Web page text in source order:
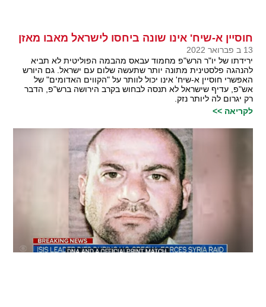
חוסיין א-שיח' אינו שונה ביחסו לישראל מאבו מאזן
13 ב פברואר 2022
ירידתו של יו"ר הרש"פ מחמוד עבאס מהבמה הפוליטית לא תביא
להנהגה פלסטינית מתונה יותר שתעשה שלום עם ישראל. גם היורש
האפשרי חוסיין א-שיח' אינו יכול לוותר על "הקווים האדומים" של
אש"פ, עדיף שישראל לא תנסה לבחוש בקרב הירושה ברש"פ, הדבר
רק יגרום לה ליותר נזק.
לקריאה >>